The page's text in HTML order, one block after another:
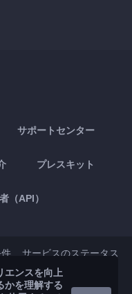
サポートセンター
プレスキット
（API）
サービスのステータス
Play
エンスを向上
かを理解する